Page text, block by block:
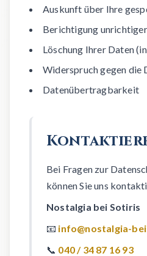
Auskunft über Ihre
Berichtigung
Löschung Ihrer Daten
Widerspruch gegen die
Datenübertragbarkeit
Bei Fragen zur
können Sie uns
Nostalgia bei Sotiris
📧 info@nostalgia-
📞 040 / 34 87 16 93